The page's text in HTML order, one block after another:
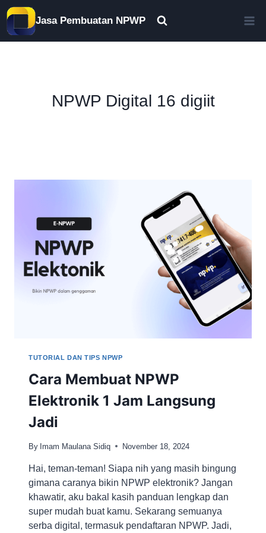
Skip
to
content
Jasa Pembuatan NPWP
NPWP Digital 16 digiit
TUTORIAL DAN TIPS NPWP
Cara Membuat NPWP
Elektronik 1 Jam Langsung
Jadi
By Imam Maulana Sidiq November 18, 2024
Hai, teman-teman! Siapa nih yang masih bingung
gimana caranya bikin NPWP elektronik? Jangan
khawatir, aku bakal kasih panduan lengkap dan
super mudah buat kamu. Sekarang semuanya
serba digital, termasuk pendaftaran NPWP. Jadi,